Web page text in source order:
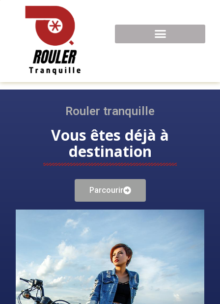
Rouler tranquille
Vous êtes déjà à
destination
Parcourir